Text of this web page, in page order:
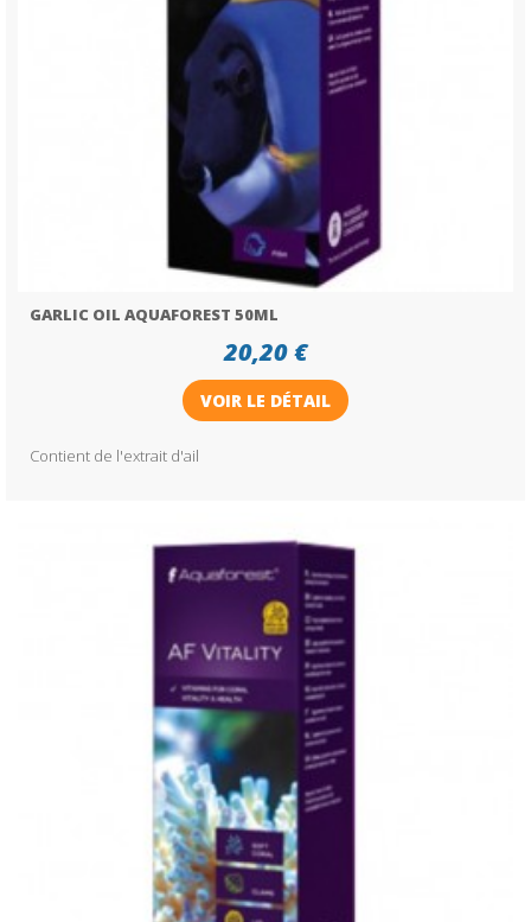
GARLIC OIL AQUAFOREST 50ML
20,20 €
VOIR LE DÉTAIL
Contient de l'extrait d'ail